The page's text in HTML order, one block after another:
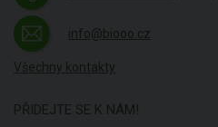
info@biooo.cz
Všechny kontakty
PŘIDEJTE SE K NÁM!